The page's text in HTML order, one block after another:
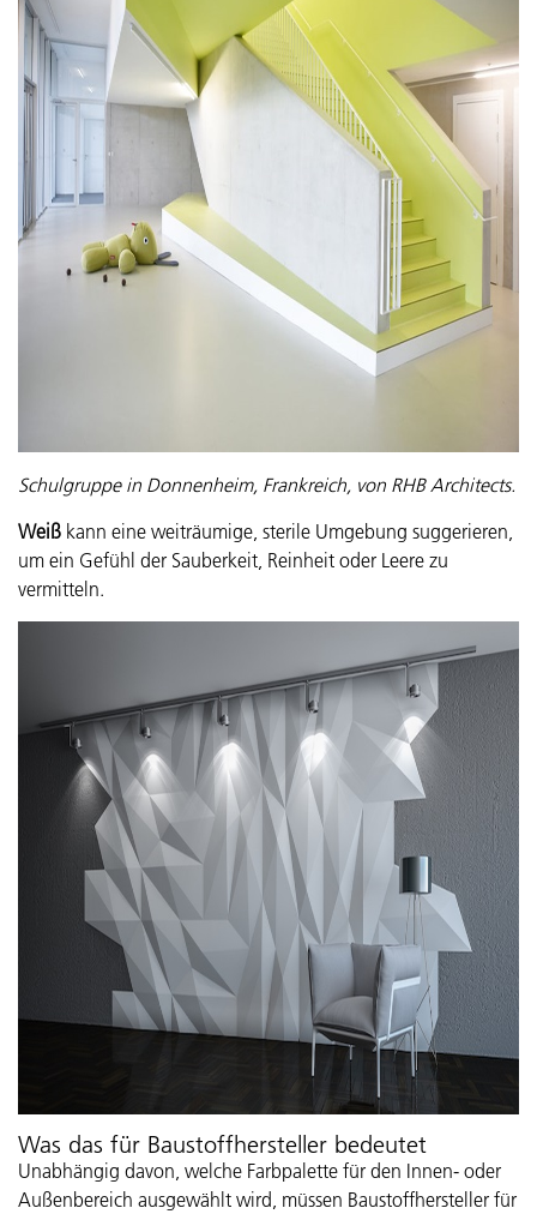
Schulgruppe in Donnenheim, Frankreich, von RHB Architects.
Weiß kann eine weiträumige, sterile Umgebung suggerieren,
um ein Gefühl der Sauberkeit, Reinheit oder Leere zu
vermitteln.
Was das für Baustoffhersteller bedeutet
Unabhängig davon, welche Farbpalette für den Innen- oder
Außenbereich ausgewählt wird, müssen Baustoffhersteller für